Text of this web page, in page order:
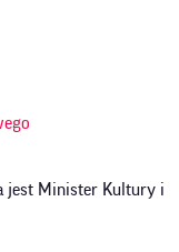
jest Minister Kultury i